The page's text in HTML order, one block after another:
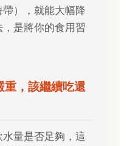
），就能大幅降
是將你的食用習
重，該繼續吃還
量是否足夠，這